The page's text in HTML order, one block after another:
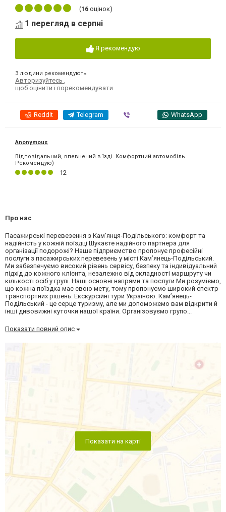
(16 оцінок)
1 перегляд в серпні
Я рекомендую
3 людини рекомендують
Авторизуйтесь
щоб оцінити і порекомендувати
Reddit Telegram WhatsApp
Anonymous
Відповідальний, впевнений в їзді. Комфортний автомобіль.
Рекомендую)
12
Про нас
Пасажирські перевезення з Кам’янця-Подільського: комфорт та
надійність у кожній поїздці Шукаєте надійного партнера для
організації подорожі? Наше підприємство пропонує професійні
послуги з пасажирських перевезень у місті Кам’янець-Подільський.
Ми забезпечуємо високий рівень сервісу, безпеку та індивідуальний
підхід до кожного клієнта, незалежно від складності маршруту чи
кількості осіб у групі. Наші основні напрями та послуги Ми розуміємо,
що кожна поїздка має свою мету, тому пропонуємо широкий спектр
транспортних рішень: Екскурсійні тури Україною. Кам’янець-
Подільський - це серце туризму, але ми допоможемо вам відкрити й
інші дивовижні куточки нашої країни. Організовуємо групо...
Показати повний опис
Показати на карті